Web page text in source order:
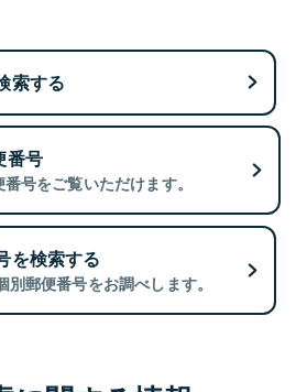
索する
番号
号をご覧いただけます。
を検索する
郵便番号をお調べします。